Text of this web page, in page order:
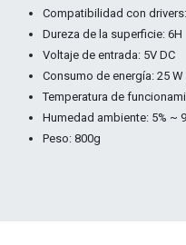
Compatibilidad con
Dureza de la superficie: 6H
Voltaje de entrada: 5V DC
Consumo de energía: 25 W
Temperatura de
Humedad ambiente: 5% ~
Peso: 800g